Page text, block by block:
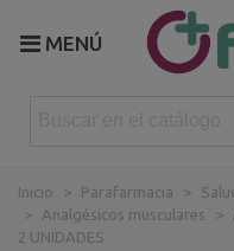
MENÚ
Inicio > Parafarmacia >
>
Analgésicos musculares >
2 UNIDADES